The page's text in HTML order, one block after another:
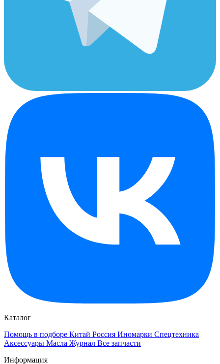
Каталог
Помощь в подборе Китай Россия Иномарки Спецтехника
Аксессуары Масла Журнал Все запчасти
Информация